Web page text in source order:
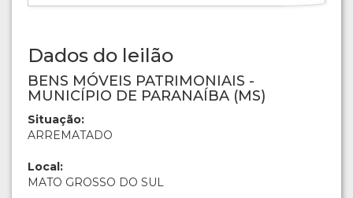
Dados do leilão
BENS MÓVEIS PATRIMONIAIS -
MUNICÍPIO DE PARANAÍBA (MS)
Situação:
ARREMATADO
Local:
MATO GROSSO DO SUL